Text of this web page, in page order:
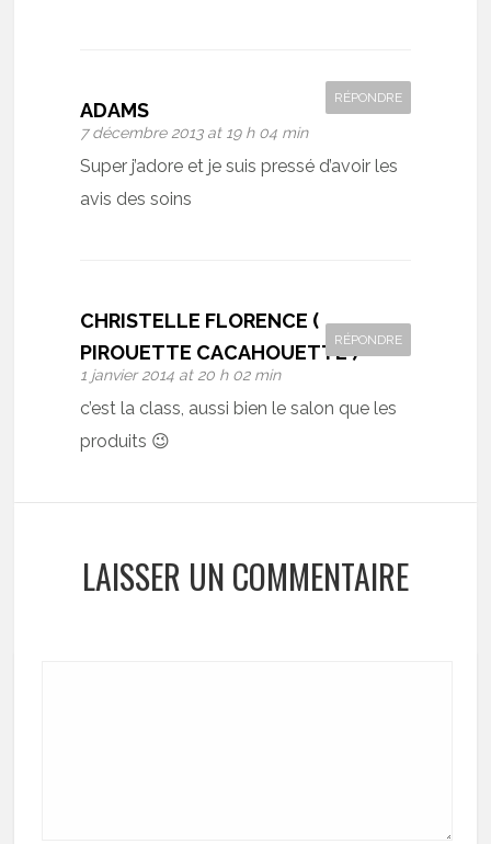
ADAMS
7 décembre 2013 at 19 h 04 min
RÉPONDRE
Super j’adore et je suis pressé d’avoir les
avis des soins
CHRISTELLE FLORENCE (
PIROUETTE CACAHOUETTE )
1 janvier 2014 at 20 h 02 min
RÉPONDRE
c’est la class, aussi bien le salon que les
produits 😉
LAISSER UN COMMENTAIRE